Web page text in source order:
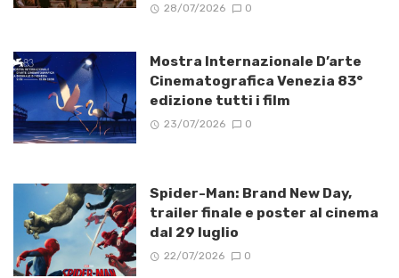
28/07/2026 0
Mostra Internazionale D’arte
Cinematografica Venezia 83°
edizione tutti i film
23/07/2026 0
Spider-Man: Brand New Day,
trailer finale e poster al cinema
dal 29 luglio
22/07/2026 0